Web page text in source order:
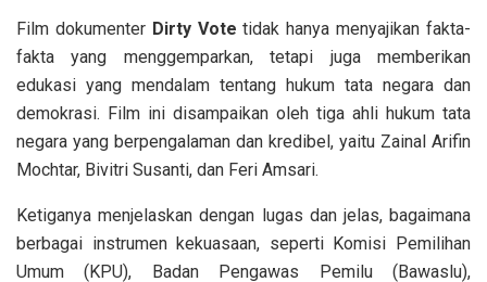
Film dokumenter Dirty Vote tidak hanya menyajikan fakta-
fakta yang menggemparkan, tetapi juga memberikan
edukasi yang mendalam tentang hukum tata negara dan
demokrasi. Film ini disampaikan oleh tiga ahli hukum tata
negara yang berpengalaman dan kredibel, yaitu Zainal Arifin
Mochtar, Bivitri Susanti, dan Feri Amsari.
Ketiganya menjelaskan dengan lugas dan jelas, bagaimana
berbagai instrumen kekuasaan, seperti Komisi Pemilihan
Umum (KPU), Badan Pengawas Pemilu (Bawaslu),